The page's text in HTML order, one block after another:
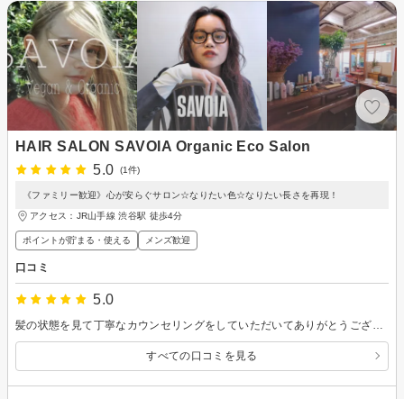
HAIR SALON SAVOIA Organic Eco Salon
5.0
(1件)
《ファミリー歓迎》心が安らぐサロン☆なりたい色☆なりたい長さを再現！
アクセス：JR山手線 渋谷駅 徒歩4分
ポイントが貯まる・使える メンズ歓迎
口コミ
5.0
すべての口コミを見る